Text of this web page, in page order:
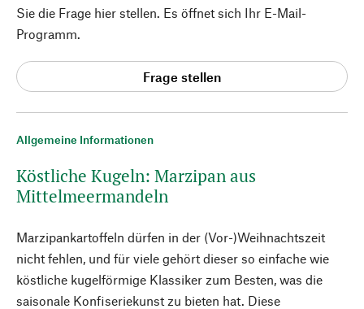
Allgemeine Informationen
Köstliche Kugeln: Marzipan aus
Mittelmeermandeln
Marzipankartoffeln dürfen in der (Vor-)Weihnachtszeit
nicht fehlen, und für viele gehört dieser so einfache wie
köstliche kugelförmige Klassiker zum Besten, was die
saisonale Konfiseriekunst zu bieten hat. Diese
Sie die Frage hier stellen. Es öffnet sich Ihr E-Mail-
Programm.
Frage stellen